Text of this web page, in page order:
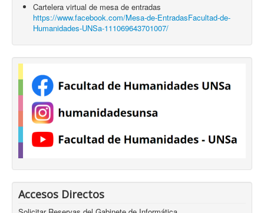
Cartelera virtual de mesa de entradas
https://www.facebook.com/Mesa-de-EntradasFacultad-de-
Humanidades-UNSa-111069643701007/
Accesos Directos